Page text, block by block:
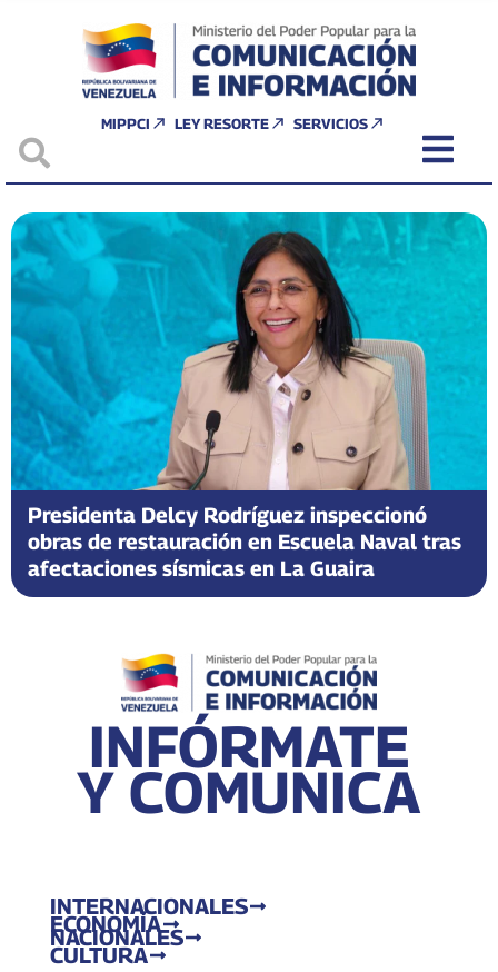
MIPPCI LEY RESORTE SERVICIOS
Presidenta Delcy Rodríguez inspeccionó
obras de restauración en Escuela Naval tras
afectaciones sísmicas en La Guaira
INTERNACIONALES
NACIONALES
INFÓRMATE
Y COMUNICA
ECONOMÍA
CULTURA